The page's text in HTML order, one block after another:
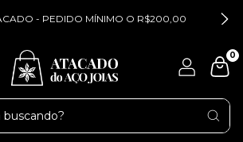
- PEDIDO MÍNIMO O R$200,00
0